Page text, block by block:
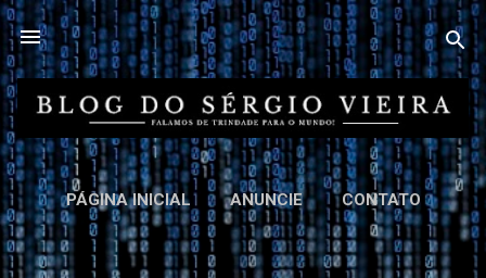
Pular para o conteúdo principal
PÁGINA INICIAL ANUNCIE CONTATO
MAIS… SOBRE